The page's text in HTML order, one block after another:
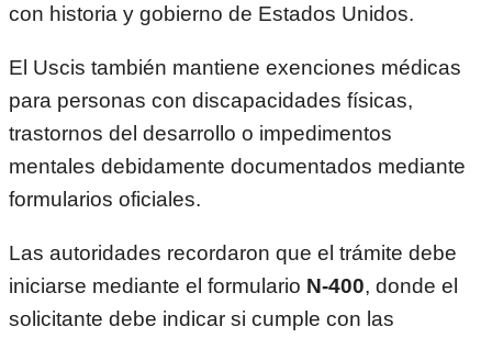
con historia y gobierno de Estados Unidos.
El Uscis también mantiene exenciones médicas
para personas con discapacidades físicas,
trastornos del desarrollo o impedimentos
mentales debidamente documentados mediante
formularios oficiales.
Las autoridades recordaron que el trámite debe
iniciarse mediante el formulario N-400, donde el
solicitante debe indicar si cumple con las